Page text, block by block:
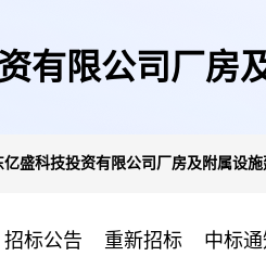
有限公司厂房
亿盛科技投资有限公司厂房及附属设
招标公告 重新招标 中标通